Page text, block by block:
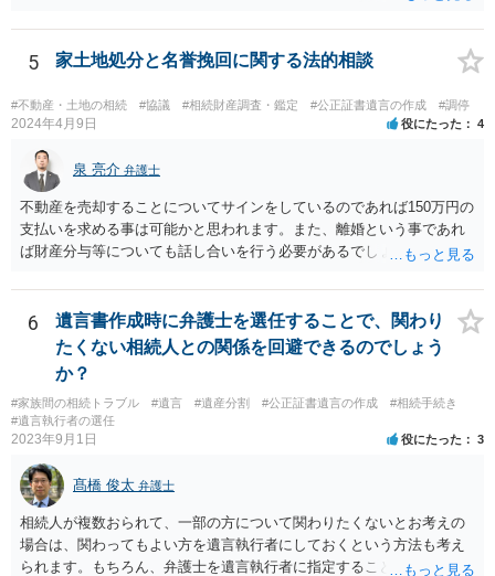
5 家土地処分と名誉挽回に関する法的相談
#不動産・土地の相続 #協議 #相続財産調査・鑑定 #公正証書遺言の作成 #調停
2024年4月9日 役にたった 4
泉 亮介 弁護士
不動産を売却することについてサインをしているのであれば150万円の
支払いを求める事は可能かと思われます。また、離婚という事であれ
ば財産分与等についても話し合いを行う必要があるでしょう。 細かい
士事務所へご相談されると良いでしょう。
6
遺言書作成時に弁護士を選任することで、関わり
たくない相続人との関係を回避できるのでしょう
か？
#家族間の相続トラブル #遺言 #遺産分割 #公正証書遺言の作成
#相続手続き
#遺言執行者の選任
2023年9月1日 役にたった 3
髙橋 俊太 弁護士
相続人が複数おられて、一部の方について関わりたくないとお考えの
場合は、関わってもよい方を遺言執行者にしておくという方法も考え
られます。もちろん、弁護士を遺言執行者に指定することもできます